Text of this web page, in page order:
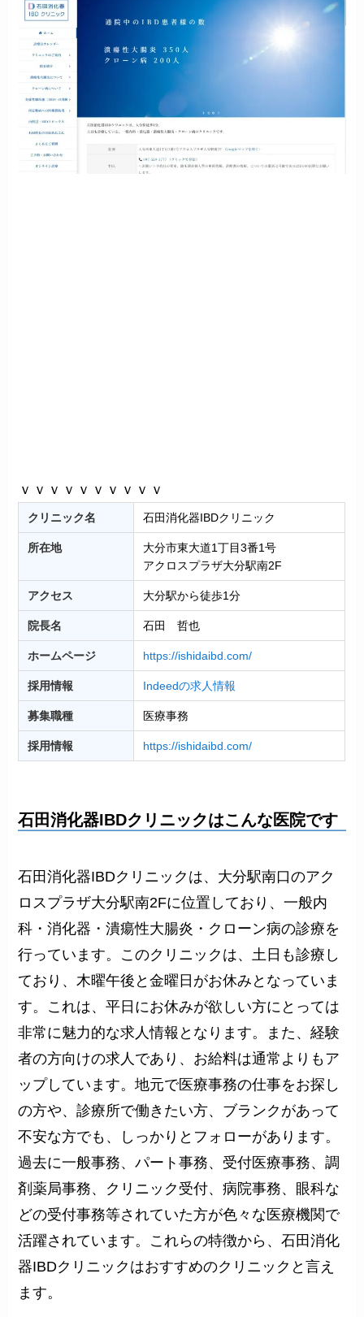
ｖｖｖｖｖｖｖｖｖｖ
クリニック名 石田消化器IBDクリニック
所在地
大分市東大道1丁目3番1号
アクロスプラザ大分駅南2F
アクセス 大分駅から徒歩1分
院長名 石田 哲也
ホームページ https://ishidaibd.com/
採用情報 Indeedの求人情報
募集職種 医療事務
採用情報 https://ishidaibd.com/
石田消化器IBDクリニックはこんな医院です
石田消化器IBDクリニックは、大分駅南口のアク
ロスプラザ大分駅南2Fに位置しており、一般内
科・消化器・潰瘍性大腸炎・クローン病の診療を
行っています。このクリニックは、土日も診療し
ており、木曜午後と金曜日がお休みとなっていま
す。これは、平日にお休みが欲しい方にとっては
非常に魅力的な求人情報となります。また、経験
者の方向けの求人であり、お給料は通常よりもア
ップしています。地元で医療事務の仕事をお探し
の方や、診療所で働きたい方、ブランクがあって
不安な方でも、しっかりとフォローがあります。
過去に一般事務、パート事務、受付医療事務、調
剤薬局事務、クリニック受付、病院事務、眼科な
どの受付事務等されていた方が色々な医療機関で
活躍されています。これらの特徴から、石田消化
器IBDクリニックはおすすめのクリニックと言え
ます。